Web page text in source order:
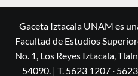
Gaceta Iztacala UNAM es
Facultad de Estudios
No. 1, Los Reyes Iztacala,
54090. | T. 5623 1207 ·